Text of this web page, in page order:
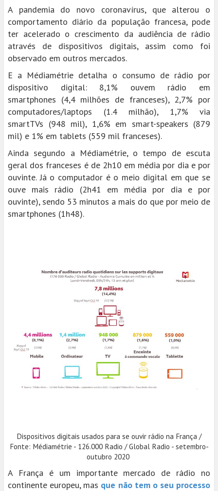
A pandemia do novo coronavírus, que alterou o
comportamento diário da população francesa, pode
ter acelerado o crescimento da audiência de rádio
através de dispositivos digitais, assim como foi
observado em outros mercados.
E a Médiamétrie detalha o consumo de rádio por
dispositivo digital: 8,1% ouvem rádio em
smartphones (4,4 milhões de franceses), 2,7% por
computadores/laptops (1.4 milhão), 1,7% via
smartTVs (948 mil), 1,6% em smart-speakers (879
mil) e 1% em tablets (559 mil franceses).
Ainda segundo a Médiamétrie, o tempo de escuta
geral dos franceses é de 2h10 em média por dia e por
ouvinte. Já o computador é o meio digital em que se
ouve mais rádio (2h41 em média por dia e por
ouvinte), sendo 53 minutos a mais do que por meio de
smartphones (1h48).
Dispositivos digitais usados para se ouvir rádio na França /
Fonte: Médiamétrie - 126.000 Radio / Global Radio - setembro-
outubro 2020
A França é um importante mercado de rádio no
continente europeu, mas que não tem o seu processo